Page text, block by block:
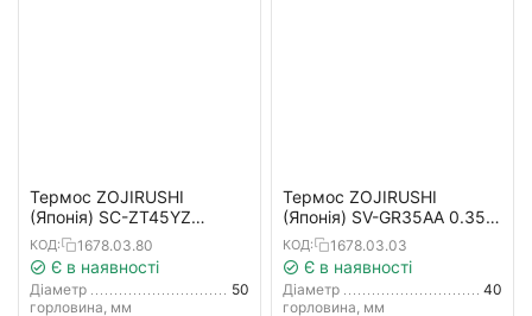
Термос ZOJIRUSHI
(Японія) SC-ZT45YZ
дитячий 0.45л жовтий
КОД: 1678.03.80
Є в наявності
Діаметр
горловина, мм
50
Термос ZOJIRUSHI
(Японія) SV-GR35AA 0.35л
синій
КОД: 1678.03.03
Є в наявності
Діаметр
горловина, мм
40